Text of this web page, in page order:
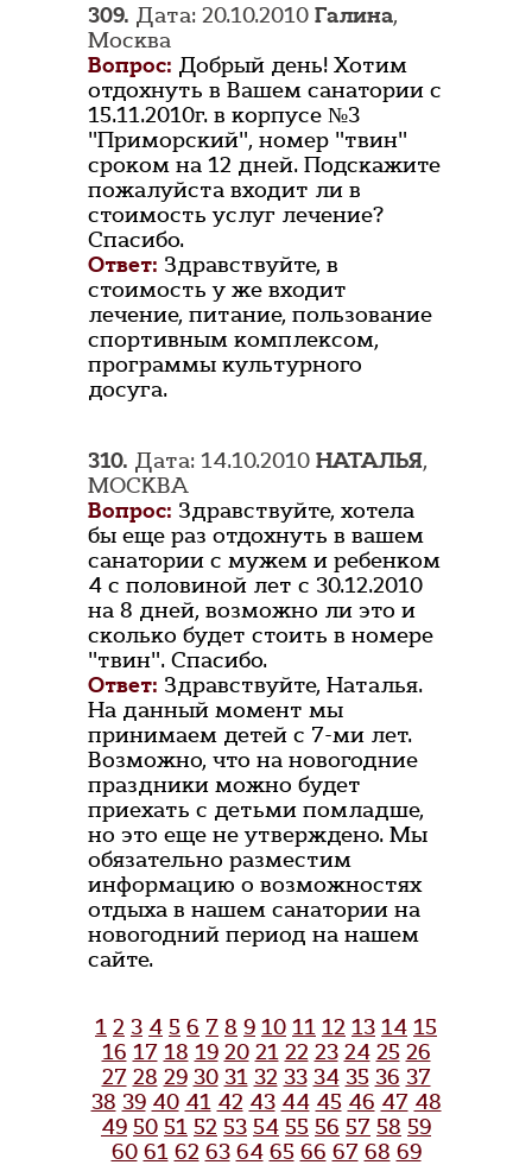
309. Дата: 20.10.2010 Галина,
Москва
Вопрос: Добрый день! Хотим
отдохнуть в Вашем санатории с
15.11.2010г. в корпусе №3
"Приморский", номер "твин"
сроком на 12 дней. Подскажите
пожалуйста входит ли в
стоимость услуг лечение?
Спасибо.
Ответ: Здравствуйте, в
стоимость у же входит
лечение, питание, пользование
спортивным комплексом,
программы культурного
досуга.
310. Дата: 14.10.2010 НАТАЛЬЯ,
МОСКВА
Вопрос: Здравствуйте, хотела
бы еще раз отдохнуть в вашем
санатории с мужем и ребенком
4 с половиной лет с 30.12.2010
на 8 дней, возможно ли это и
сколько будет стоить в номере
"твин". Спасибо.
Ответ: Здравствуйте, Наталья.
На данный момент мы
принимаем детей с 7-ми лет.
Возможно, что на новогодние
праздники можно будет
приехать с детьми помладше,
но это еще не утверждено. Мы
обязательно разместим
информацию о возможностях
отдыха в нашем санатории на
новогодний период на нашем
сайте.
1 2 3 4 5 6 7 8 9 10 11 12 13 14 15
16 17 18 19 20 21 22 23 24 25 26
27 28 29 30 31 32 33 34 35 36 37
38 39 40 41 42 43 44 45 46 47 48
49 50 51 52 53 54 55 56 57 58 59
60 61 62 63 64 65 66 67 68 69